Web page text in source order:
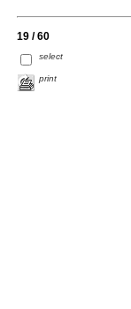
19 / 60
select
print